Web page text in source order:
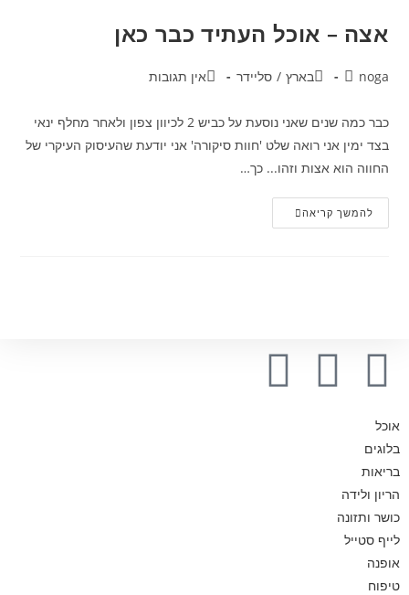
אצה – אוכל העתיד כבר כאן
noga בארץ / סליידר אין תגובות
כבר כמה שנים שאני נוסעת על כביש 2 לכיוון צפון ולאחר מחלף ינאי
בצד ימין אני רואה שלט 'חוות סיקורה' אני יודעת שהעיסוק העיקרי של
החווה הוא אצות וזהו... כך…
להמשך קריאה
אוכל
בלוגים
בריאות
הריון ולידה
כושר ותזונה
לייף סטייל
אופנה
טיפוח